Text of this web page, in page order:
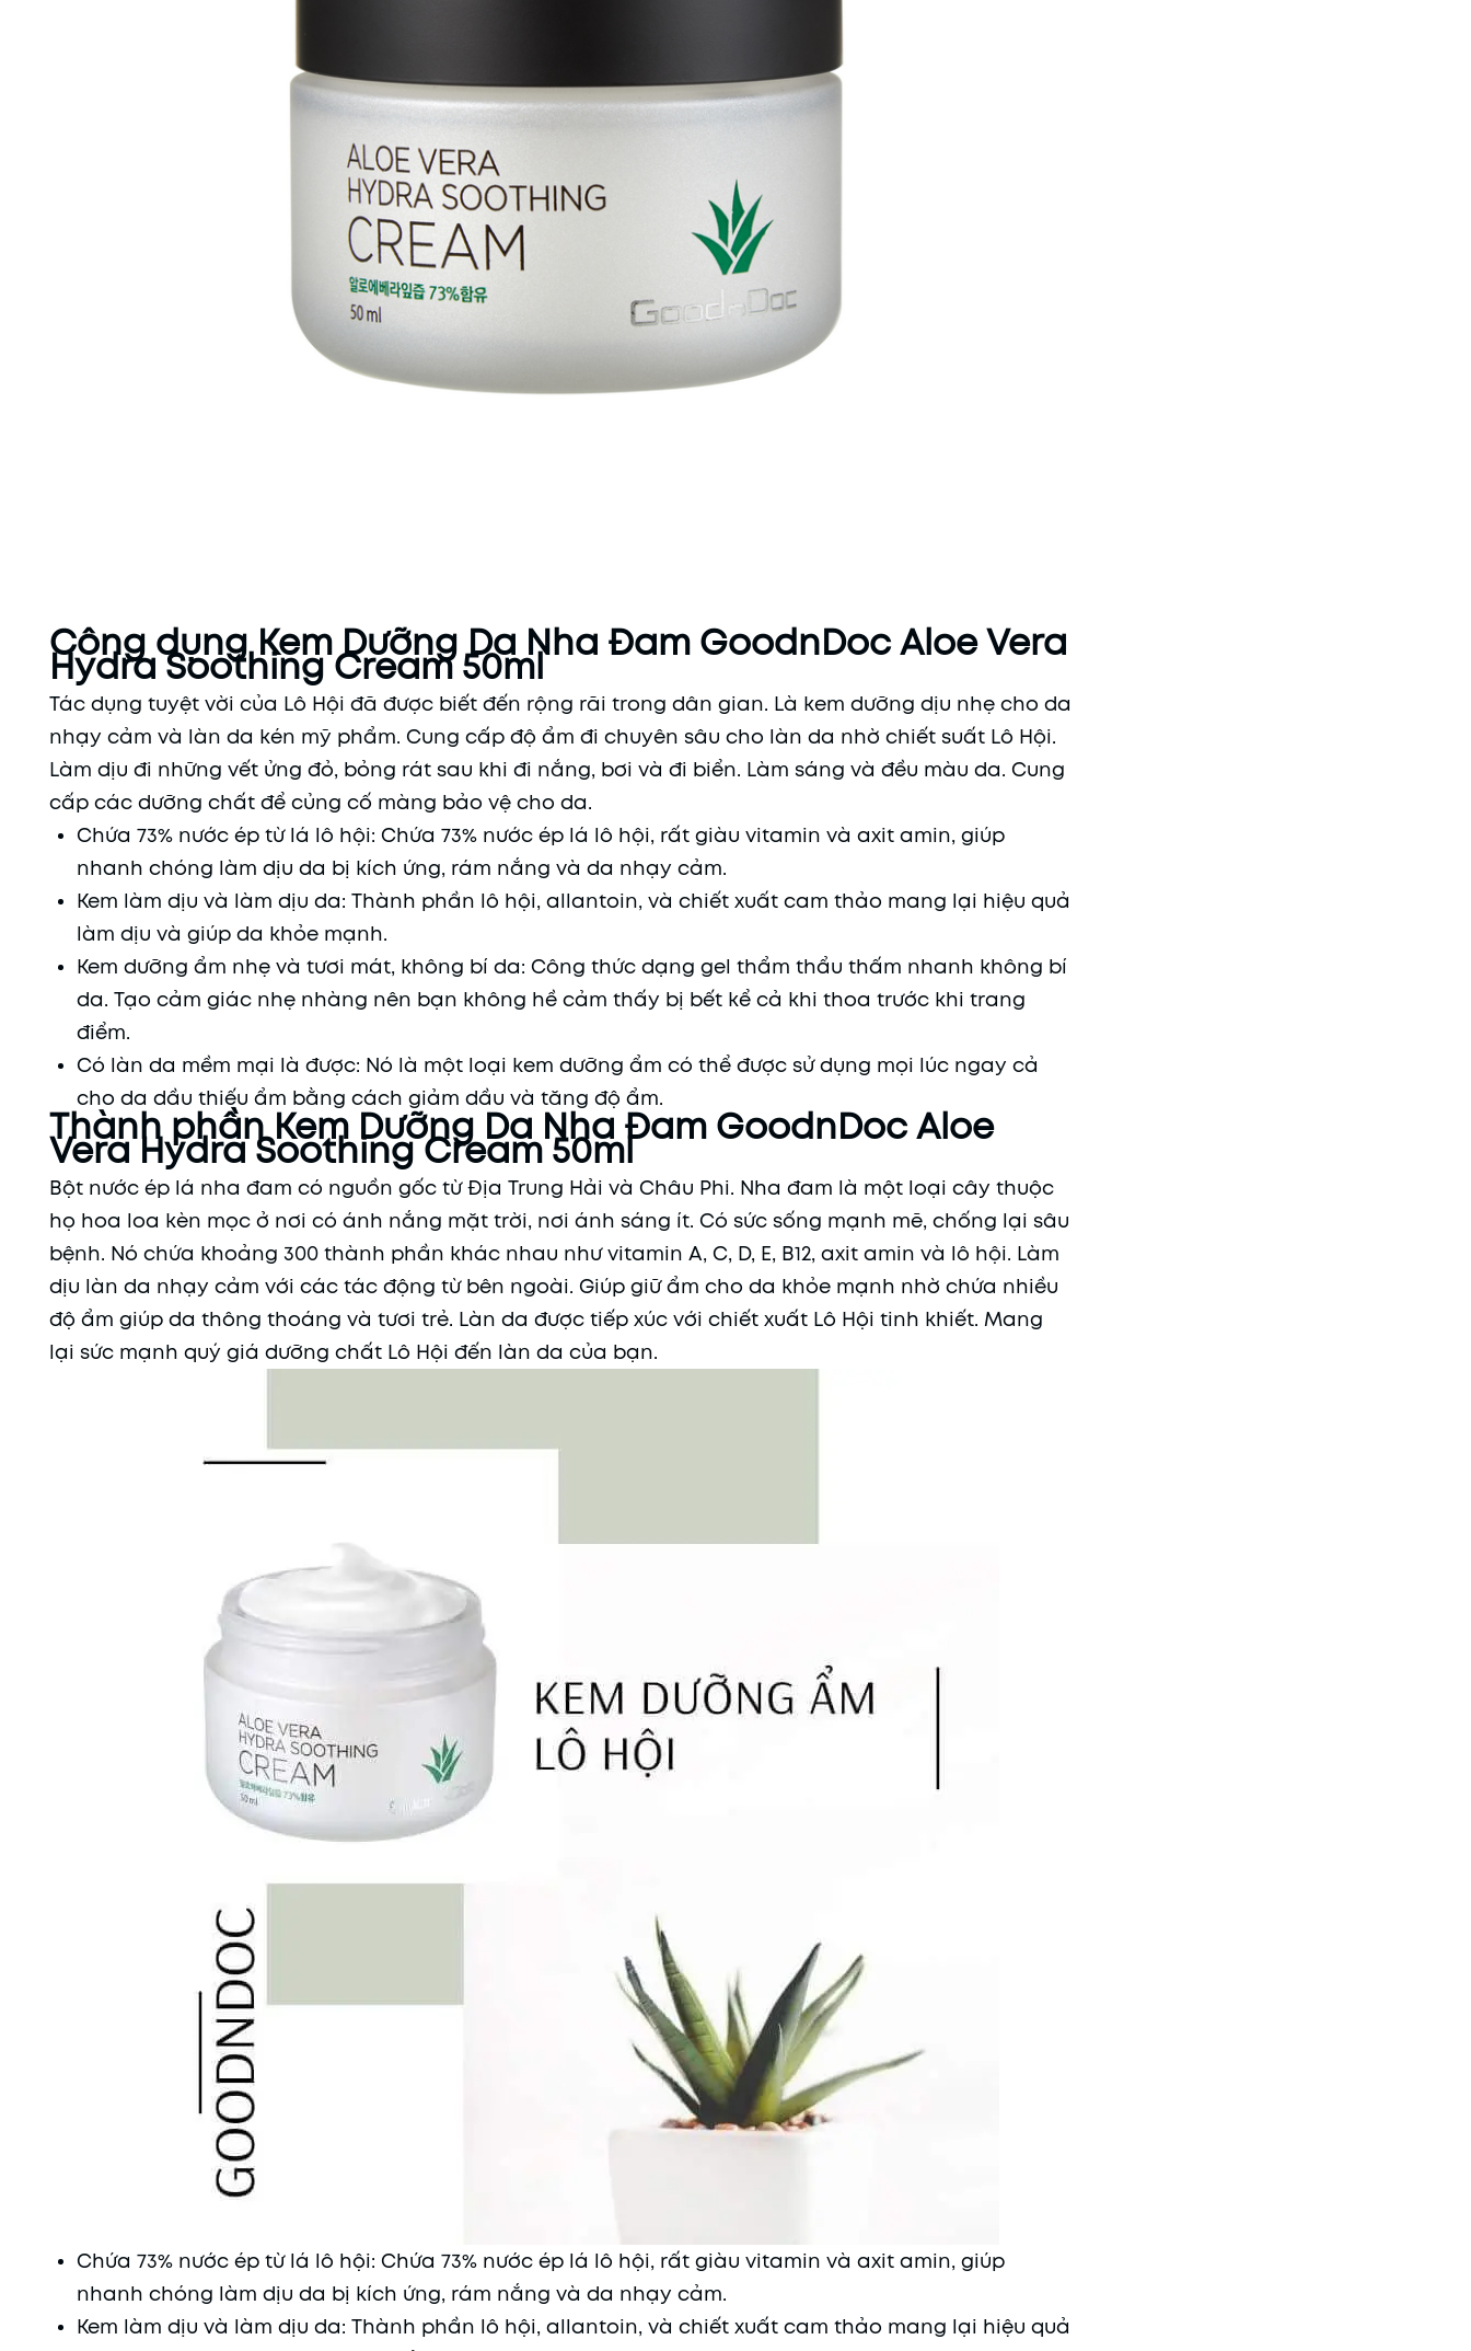
Công dụng Kem Dưỡng Da Nha Đam GoodnDoc Aloe Vera
Hydra Soothing Cream 50ml
Tác dụng tuyệt vời của Lô Hội đã được biết đến rộng rãi trong dân gian. Là kem dưỡng dịu nhẹ cho da
nhạy cảm và làn da kén mỹ phẩm. Cung cấp độ ẩm đi chuyên sâu cho làn da nhờ chiết suất Lô Hội.
Làm dịu đi những vết ửng đỏ, bỏng rát sau khi đi nắng, bơi và đi biển. Làm sáng và đều màu da. Cung
cấp các dưỡng chất để củng cố màng bảo vệ cho da.
Chứa 73% nước ép từ lá lô hội: Chứa 73% nước ép lá lô hội, rất giàu vitamin và axit amin, giúp
nhanh chóng làm dịu da bị kích ứng, rám nắng và da nhạy cảm.
Kem làm dịu và làm dịu da: Thành phần lô hội, allantoin, và chiết xuất cam thảo mang lại hiệu quả
làm dịu và giúp da khỏe mạnh.
Kem dưỡng ẩm nhẹ và tươi mát, không bí da: Công thức dạng gel thẩm thẩu thấm nhanh không bí
da. Tạo cảm giác nhẹ nhàng nên bạn không hề cảm thấy bị bết kể cả khi thoa trước khi trang
điểm.
Có làn da mềm mại là được: Nó là một loại kem dưỡng ẩm có thể được sử dụng mọi lúc ngay cả
cho da dầu thiếu ẩm bằng cách giảm dầu và tăng độ ẩm.
Thành phần Kem Dưỡng Da Nha Đam GoodnDoc Aloe
Vera Hydra Soothing Cream 50ml
Bột nước ép lá nha đam có nguồn gốc từ Địa Trung Hải và Châu Phi. Nha đam là một loại cây thuộc
họ hoa loa kèn mọc ở nơi có ánh nắng mặt trời, nơi ánh sáng ít. Có sức sống mạnh mẽ, chống lại sâu
bệnh. Nó chứa khoảng 300 thành phần khác nhau như vitamin A, C, D, E, B12, axit amin và lô hội. Làm
dịu làn da nhạy cảm với các tác động từ bên ngoài. Giúp giữ ẩm cho da khỏe mạnh nhờ chứa nhiều
độ ẩm giúp da thông thoáng và tươi trẻ. Làn da được tiếp xúc với chiết xuất Lô Hội tinh khiết. Mang
lại sức mạnh quý giá dưỡng chất Lô Hội đến làn da của bạn.
Chứa 73% nước ép từ lá lô hội: Chứa 73% nước ép lá lô hội, rất giàu vitamin và axit amin, giúp
nhanh chóng làm dịu da bị kích ứng, rám nắng và da nhạy cảm.
Kem làm dịu và làm dịu da: Thành phần lô hội, allantoin, và chiết xuất cam thảo mang lại hiệu quả